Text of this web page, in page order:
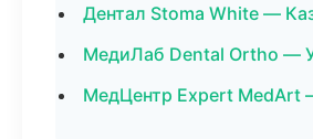
Дентал Stoma White —
МедиЛаб Dental Ortho —
МедЦентр Expert MedArt